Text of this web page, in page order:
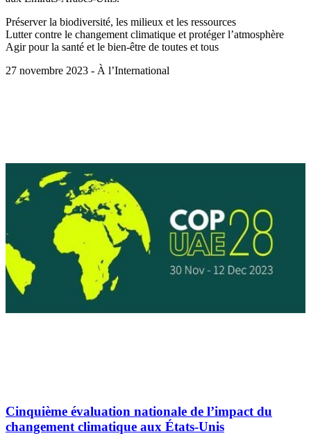
Préserver la biodiversité, les milieux et les ressources
Lutter contre le changement climatique et protéger l’atmosphère
Agir pour la santé et le bien-être de toutes et tous
27 novembre 2023 - À l’International
Cinquième évaluation nationale de l’impact du
changement climatique aux États-Unis